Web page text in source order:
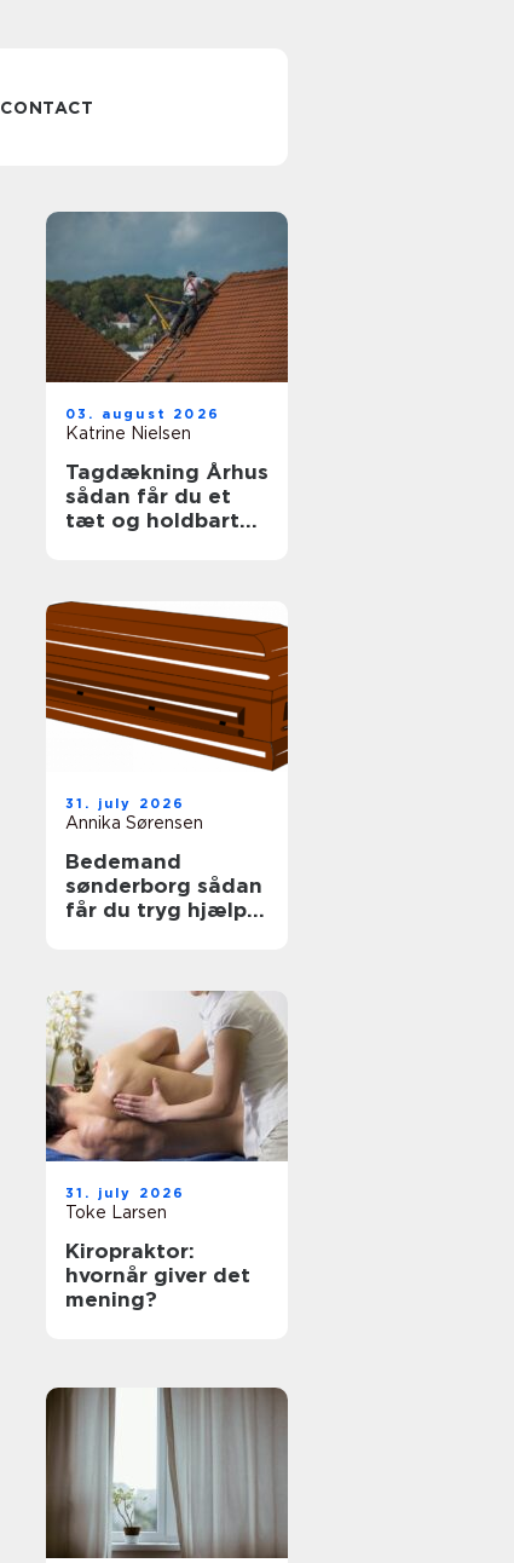
CONTACT
03. august 2026
Katrine Nielsen
Tagdækning Århus
sådan får du et
tæt og holdbart
31. july 2026
Annika Sørensen
Bedemand
sønderborg sådan
får du tryg hjælp i
31. july 2026
Toke Larsen
Kiropraktor:
hvornår giver det
mening?